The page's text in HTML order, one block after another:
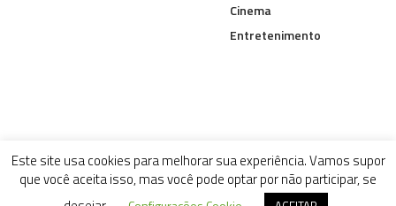
Cinema
Entretenimento
Este site usa cookies para melhorar sua experiência. Vamos supor
que você aceita isso, mas você pode optar por não participar, se